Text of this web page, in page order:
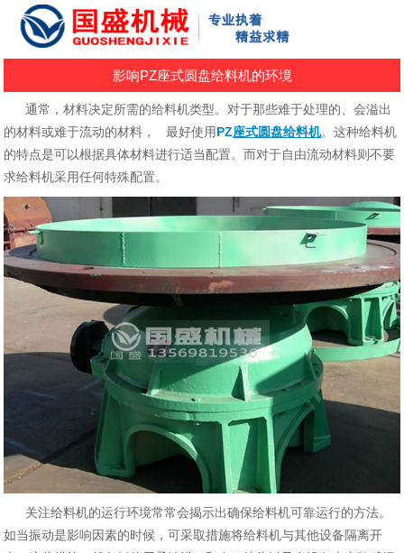
影响PZ座式圆盘给料机的环境
通常，材料决定所需的给料机类型。对于那些难于处理的、会溢出
的材料或难于流动的材料， 最好使用PZ座式圆盘给料机。这种给料机
的特点是可以根据具体材料进行适当配置。而对于自由流动材料则不要
求给料机采用任何特殊配置。
关注给料机的运行环境常常会揭示出确保给料机可靠运行的方法。
如当振动是影响因素的时候，可采取措施将给料机与其他设备隔离开